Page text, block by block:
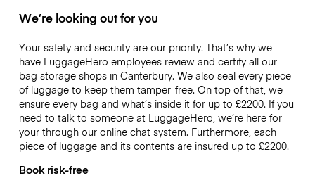
We’re looking out for you
Your safety and security are our priority. That’s why we
have LuggageHero employees review and certify all our
bag storage shops in Canterbury. We also seal every piece
of luggage to keep them tamper-free. On top of that, we
ensure every bag and what’s inside it for up to £2200. If you
need to talk to someone at LuggageHero, we’re here for
your through our online chat system. Furthermore, each
piece of luggage and its contents are insured up to £2200.
Book risk-free